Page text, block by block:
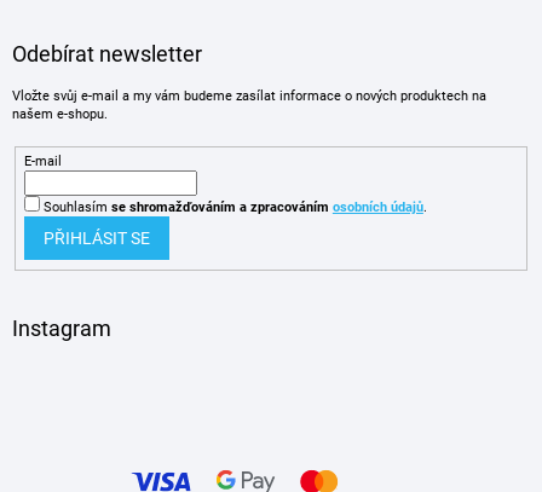
Odebírat newsletter
Vložte svůj e-mail a my vám budeme zasílat informace o nových produktech na
našem e-shopu.
E-mail
Souhlasím se shromažďováním a zpracováním osobních údajů.
PŘIHLÁSIT SE
Instagram